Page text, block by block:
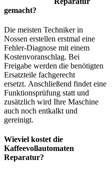
gemacht?
Die meisten Techniker in
Nossen erstellen erstmal eine
Fehler-Diagnose mit einem
Kostenvoranschlag. Bei
Freigabe werden die benötigten
Ersatzteile fachgerecht
ersetzt. Anschließend findet eine
Funktionsprüfung statt und
zusätzlich wird Ihre Maschine
auch noch entkalkt und
gereinigt.
Wieviel kostet die
Kaffeevollautomaten
Reparatur?